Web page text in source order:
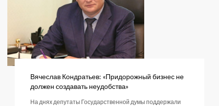
Вячеслав Кондратьев: «Придорожный бизнес не
должен создавать неудобства»
На днях депутаты Государственной думы поддержали